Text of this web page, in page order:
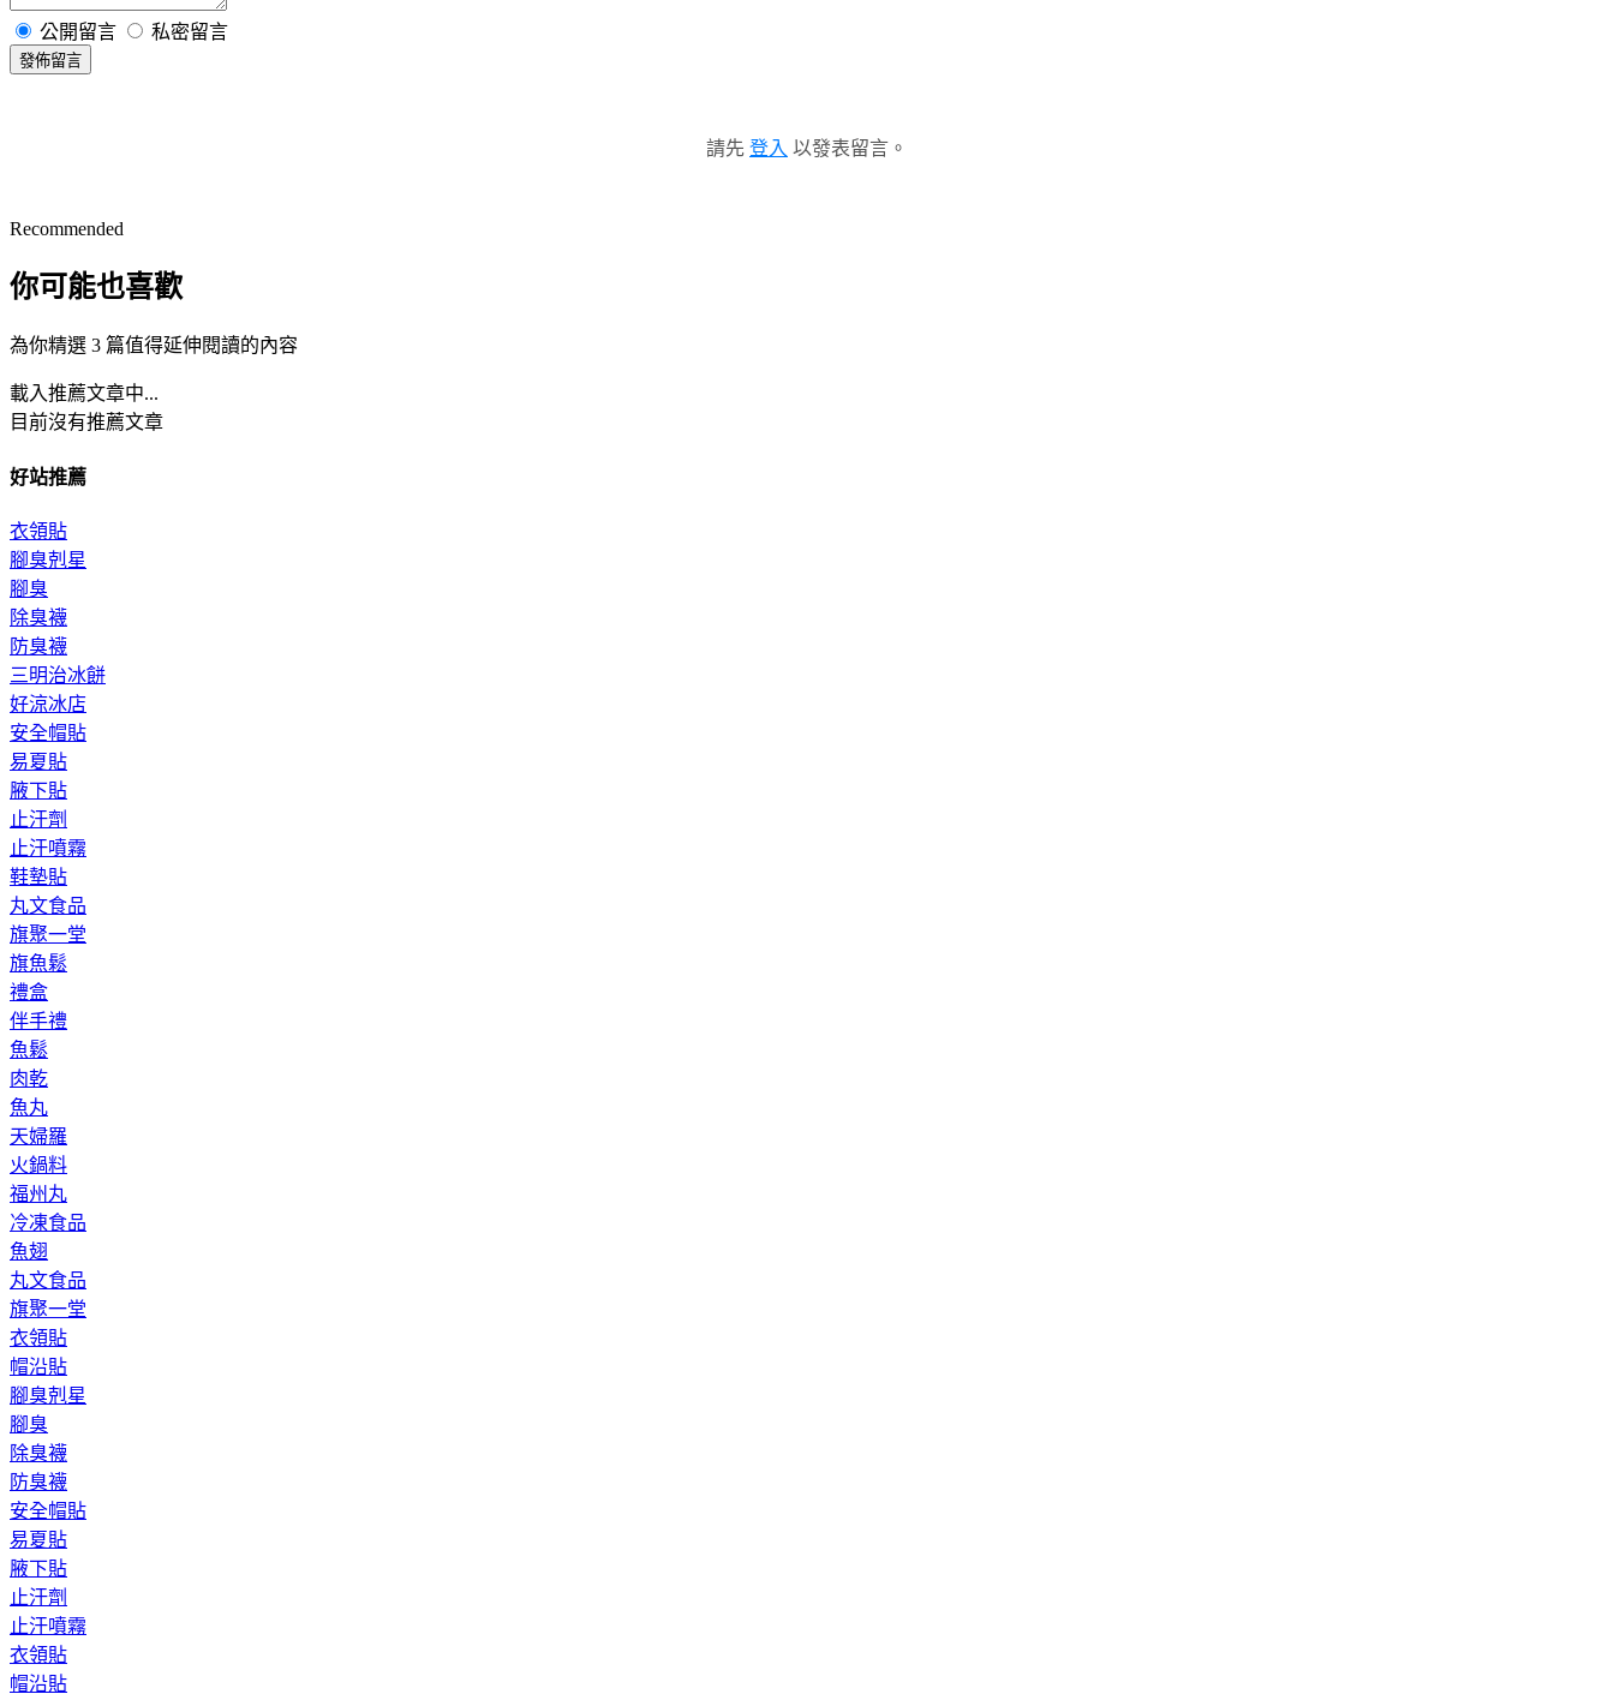
公開留言 私密留言
發佈留言
請先 登入 以發表留言。
Recommended
你可能也喜歡
為你精選 3 篇值得延伸閱讀的內容
載入推薦文章中...
目前沒有推薦文章
好站推薦
衣領貼
腳臭剋星
腳臭
除臭襪
防臭襪
三明治冰餅
好涼冰店
安全帽貼
易夏貼
腋下貼
止汗劑
止汗噴霧
鞋墊貼
丸文食品
旗聚一堂
旗魚鬆
禮盒
伴手禮
魚鬆
肉乾
魚丸
天婦羅
火鍋料
福州丸
冷凍食品
魚翅
丸文食品
旗聚一堂
衣領貼
帽沿貼
腳臭剋星
腳臭
除臭襪
防臭襪
安全帽貼
易夏貼
腋下貼
止汗劑
止汗噴霧
衣領貼
帽沿貼